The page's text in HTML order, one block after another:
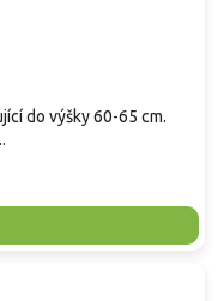
do výšky 60-65 cm.